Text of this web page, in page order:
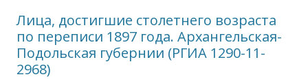
Лица, достигшие столетнего возраста
по переписи 1897 года. Архангельская-
Подольская губернии (РГИА 1290-11-
2968)